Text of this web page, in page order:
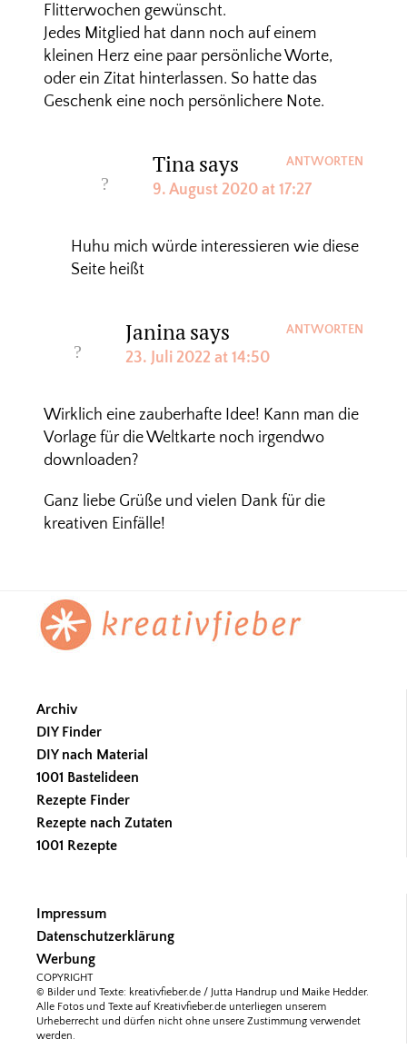
Flitterwochen gewünscht.
Jedes Mitglied hat dann noch auf einem
kleinen Herz eine paar persönliche Worte,
oder ein Zitat hinterlassen. So hatte das
Geschenk eine noch persönlichere Note.
Tinasays
9. August 2020 at 17:27
Huhu mich würde interessieren wie diese
Seite heißt
ANTWORTEN
Janinasays
23. Juli 2022 at 14:50
Wirklich eine zauberhafte Idee! Kann man die
Vorlage für die Weltkarte noch irgendwo
downloaden?
Ganz liebe Grüße und vielen Dank für die
kreativen Einfälle!
ANTWORTEN
Footer
Archiv
DIY Finder
DIY nach Material
1001 Bastelideen
Rezepte Finder
Rezepte nach Zutaten
1001 Rezepte
Impressum
Datenschutzerklärung
Werbung
COPYRIGHT
© Bilder und Texte: kreativfieber.de / Jutta Handrup und Maike Hedder.
Alle Fotos und Texte auf Kreativfieber.de unterliegen unserem
Urheberrecht und dürfen nicht ohne unsere Zustimmung verwendet
werden.